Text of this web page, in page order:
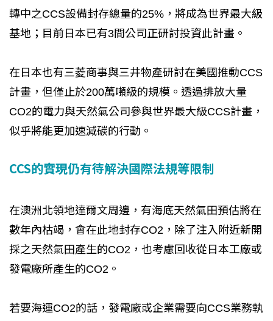
轉中之CCS設備封存總量的25%，將成為世界最大級
基地；目前日本已有3間公司正研討投資此計畫。
在日本也有三菱商事與三井物產研討在美國推動CCS
計畫，但僅止於200萬噸級的規模。透過排放大量
CO2的電力與天然氣公司參與世界最大級CCS計畫，
似乎將能更加速減碳的行動。
CCS的實現仍有待解決國際法規等限制
在澳洲北領地達爾文周邊，有海底天然氣田預估將在
數年內枯竭，會在此地封存CO2，除了注入附近新開
採之天然氣田產生的CO2，也考慮回收從日本工廠或
發電廠所產生的CO2。
若要海運CO2的話，發電廠或企業需要向CCS業務執